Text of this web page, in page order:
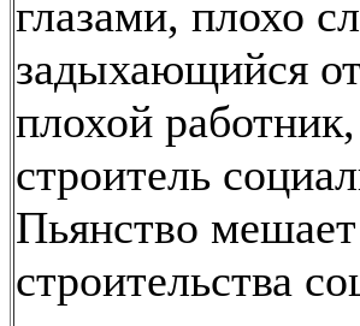
глазами, плохо
задыхающийся
плохой
строитель
Пьянство
строительства